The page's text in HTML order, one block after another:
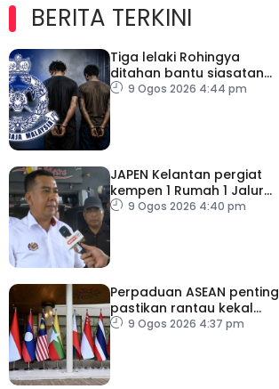
BERITA TERKINI
Tiga lelaki Rohingya
ditahan bantu siasatan
rogol wanita OKU
9 Ogos 2026 4:44 pm
JAPEN Kelantan pergiat
kempen 1 Rumah 1 Jalur
Gemilang (1R1JG)
9 Ogos 2026 4:40 pm
Perpaduan ASEAN penting
pastikan rantau kekal
aman, stabil
9 Ogos 2026 4:37 pm